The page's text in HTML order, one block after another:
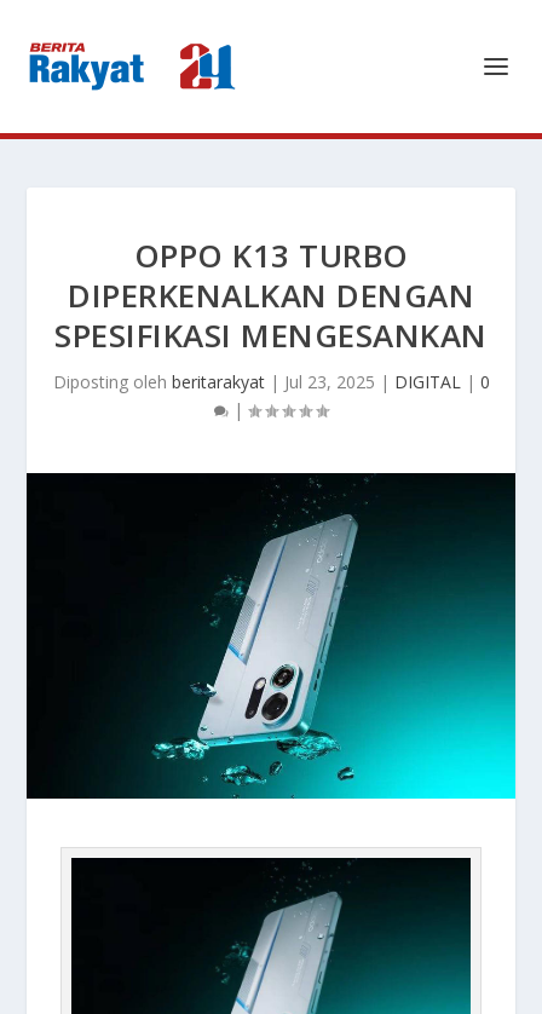
OPPO K13 TURBO
DIPERKENALKAN DENGAN
SPESIFIKASI MENGESANKAN
Diposting oleh beritarakyat| Jul 23, 2025 | DIGITAL| 0
|